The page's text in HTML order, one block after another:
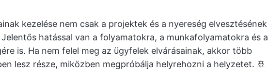
kezelése nem csak a projektek és a nyereség elvesztésének
hatással van a folyamatokra, a munkafolyamatokra és a
is. Ha nem felel meg az ügyfelek elvárásainak, akkor több
lesz része, miközben megpróbálja helyrehozni a helyzetet. 🚢